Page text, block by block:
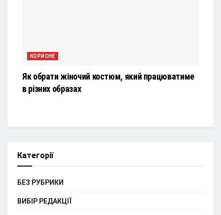
КОРИСНЕ
Як обрати жіночий костюм, який працюватиме
в різних образах
Категорії
БЕЗ РУБРИКИ
ВИБІР РЕДАКЦІЇ